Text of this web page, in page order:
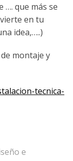
…. que más se
en tu
idea,…..)
montaje y
tecnica-
e